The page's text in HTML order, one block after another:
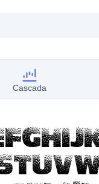
Cascada